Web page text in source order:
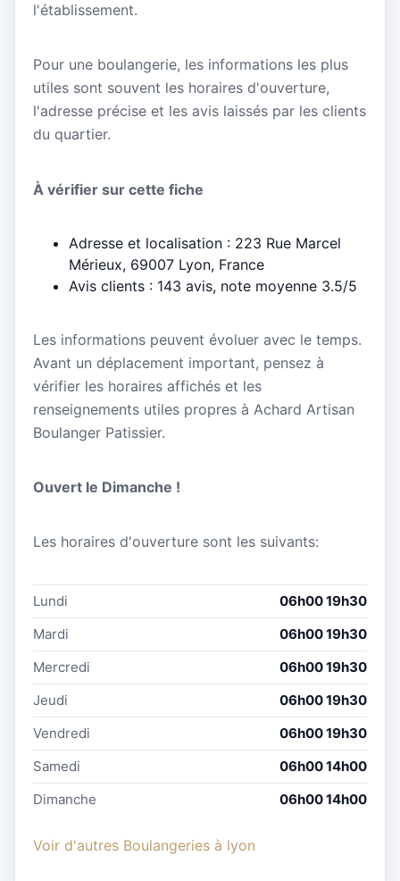
l'établissement.
Pour une boulangerie, les informations les plus
utiles sont souvent les horaires d'ouverture,
l'adresse précise et les avis laissés par les clients
du quartier.
À vérifier sur cette fiche
Adresse et localisation : 223 Rue Marcel
Mérieux, 69007 Lyon, France
Avis clients : 143 avis, note moyenne 3.5/5
Les informations peuvent évoluer avec le temps.
Avant un déplacement important, pensez à
vérifier les horaires affichés et les
renseignements utiles propres à Achard Artisan
Boulanger Patissier.
Ouvert le Dimanche !
Les horaires d'ouverture sont les suivants:
Lundi
06h00 19h30
Mardi
06h00 19h30
Mercredi
06h00 19h30
Jeudi
06h00 19h30
Vendredi
06h00 19h30
Samedi
06h00 14h00
Dimanche
06h00 14h00
Voir d'autres Boulangeries à lyon